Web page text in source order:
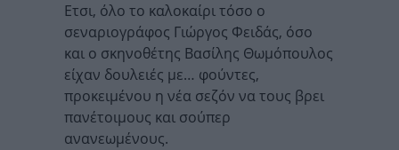
Ετσι, όλο το καλοκαίρι τόσο ο
σεναριογράφος Γιώργος Φειδάς, όσο
και ο σκηνοθέτης Βασίλης Θωμόπουλος
είχαν δουλειές με… φούντες,
προκειμένου η νέα σεζόν να τους βρει
πανέτοιμους και σούπερ
ανανεωμένους.